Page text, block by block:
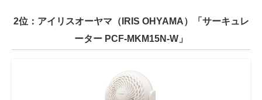
2位：アイリスオーヤマ（IRIS OHYAMA）「サーキュレ
ーター PCF-MKM15N-W」